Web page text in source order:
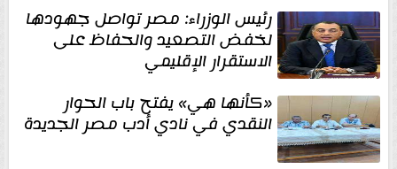
رئيس الوزراء: مصر تواصل جهودها
لخفض التصعيد والحفاظ على
الاستقرار الإقليمي
«كأنها هي» يفتح باب الحوار
النقدي في نادي أدب مصر الجديدة